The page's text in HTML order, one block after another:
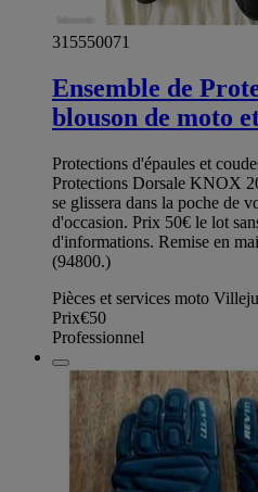
315550071
Ensemble de
blouson de moto
Protections d'épaules et
Protections Dorsale KNOX
se glissera dans la poche de
d'occasion. Prix 50€ le lot
d'informations. Remise en
(94800.)
Pièces et services moto
Prix€50
Professionnel